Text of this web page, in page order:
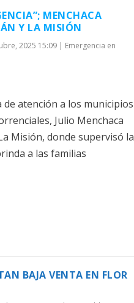
MENCHACA
Y LA MISIÓN
2025 15:09| Emergencia en
atención a los municipios
Julio Menchaca
Misión, donde supervisó la
a las familias
BAJA VENTA EN FLOR